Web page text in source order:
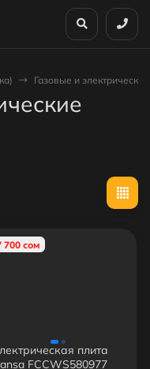
Газовые и
700 сом
плита
FCCWS580977